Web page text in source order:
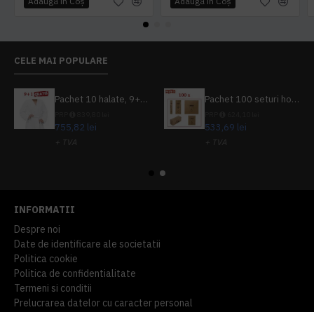
CELE MAI POPULARE
Pachet 10 halate, 9+1 gratuit
755,82 lei
+ TVA
Pachet 100 seturi hoteliere, set dentar, set barbierit, casca de dus, pila unghii, set cusut
533,69 lei
+ TVA
INFORMATII
Despre noi
Date de identificare ale societatii
Politica cookie
Politica de confidentialitate
Termeni si conditii
Prelucrarea datelor cu caracter personal